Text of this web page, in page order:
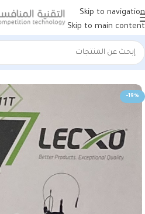
Skip to navigation
Skip to main content
الرئيسية الصوتيات ميكرفونات
-19%